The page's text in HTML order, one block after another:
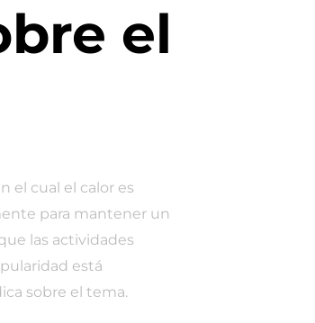
el
el cual el calor es
para mantener un
las actividades
está
sobre el tema.